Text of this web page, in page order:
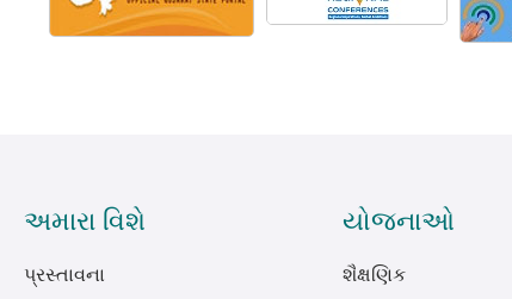
અમારા વિશે
પ્રસ્તાવના
યોજનાઓ
શૈક્ષણિક